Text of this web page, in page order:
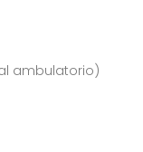
ambulatorio)